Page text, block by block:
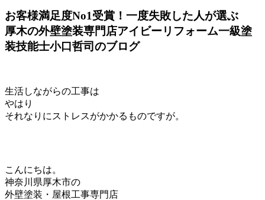
お客様満足度No1受賞！一度失敗した人が選ぶ
厚木の外壁塗装専門店アイビーリフォーム一級塗
装技能士小口哲司のブログ
生活しながらの工事は
やはり
それなりにストレスがかかるものですが。
こんにちは。
神奈川県厚木市の
外壁塗装・屋根工事専門店